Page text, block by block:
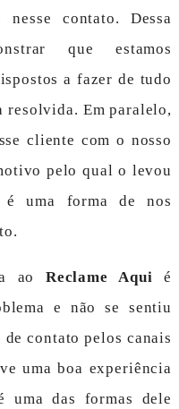
nesse contato. Dessa
que estamos
a fazer de tudo
resolvida. Em paralelo,
cliente com o nosso
pelo qual o levou
é uma forma de nos
ao Reclame Aqui é
e não se sentiu
contato pelos canais
uma boa experiência
uma das formas dele